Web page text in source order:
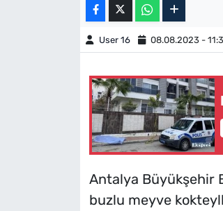
User 16 08.08.2023 -
Antalya Büyükşehir
buzlu meyve